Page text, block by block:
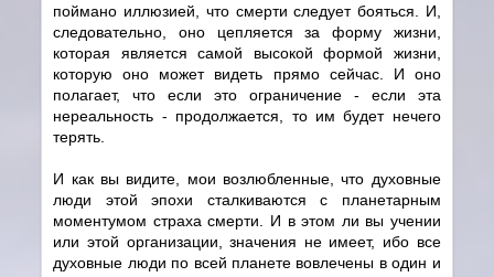
поймано иллюзией, что смерти следует бояться. И,
следовательно, оно цепляется за форму жизни,
которая является самой высокой формой жизни,
которую оно может видеть прямо сейчас. И оно
полагает, что если это ограничение - если эта
нереальность - продолжается, то им будет нечего
терять.
И как вы видите, мои возлюбленные, что духовные
люди этой эпохи сталкиваются с планетарным
моментумом страха смерти. И в этом ли вы учении
или этой организации, значения не имеет, ибо все
духовные люди по всей планете вовлечены в один и